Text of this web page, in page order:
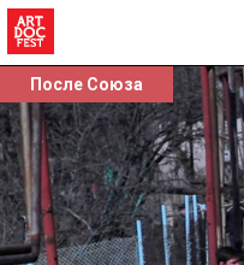
После Союза